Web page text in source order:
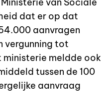
dat er op dat
aanvragen
vergunning tot
meldde ook
tussen de 100
aanvraag